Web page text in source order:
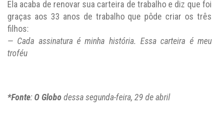
Ela acaba de renovar sua carteira de trabalho e diz que foi
graças aos 33 anos de trabalho que pôde criar os três
filhos:
— Cada assinatura é minha história. Essa carteira é meu
troféu
*Fonte:O Globo dessa segunda-feira, 29 de abril